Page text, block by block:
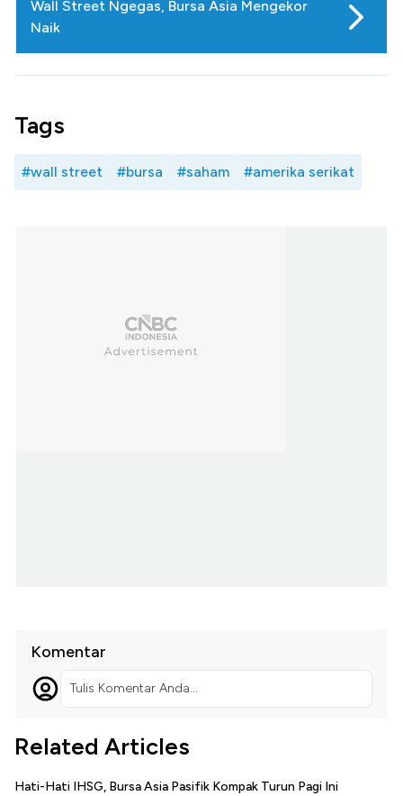
Wall Street Ngegas, Bursa Asia Mengekor
Naik
Tags
#wall street #bursa #saham #amerika serikat
Komentar
Tulis Komentar Anda...
Related Articles
Hati-Hati IHSG, Bursa Asia Pasifik Kompak Turun Pagi Ini